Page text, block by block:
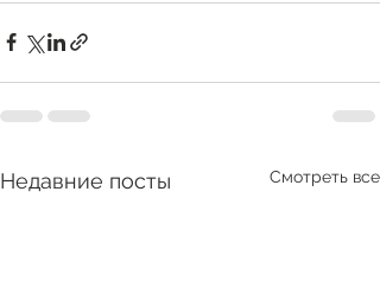
Недавние посты Смотреть все